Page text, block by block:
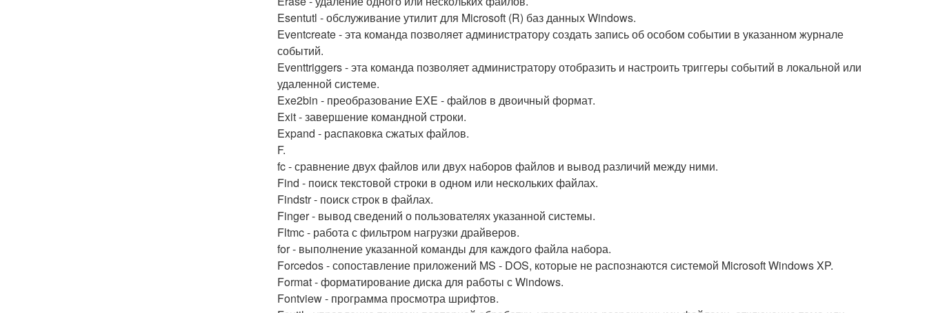
Esentutl - обслуживание утилит для Microsoft (R) баз данных Windows.
Eventcreate - эта команда позволяет администратору создать запись об особом событии в указанном журнале
событий.
Eventtriggers - эта команда позволяет администратору отобразить и настроить триггеры событий в локальной или
удаленной системе.
Exe2bin - преобразование EXE - файлов в двоичный формат.
Exit - завершение командной строки.
Expand - распаковка сжатых файлов.
F.
fc - сравнение двух файлов или двух наборов файлов и вывод различий между ними.
Find - поиск текстовой строки в одном или нескольких файлах.
Findstr - поиск строк в файлах.
Finger - вывод сведений о пользователях указанной системы.
Fltmc - работа с фильтром нагрузки драйверов.
for - выполнение указанной команды для каждого файла набора.
Forcedos - сопоставление приложений MS - DOS, которые не распознаются системой Microsoft Windows XP.
Format - форматирование диска для работы с Windows.
Fontview - программа просмотра шрифтов.